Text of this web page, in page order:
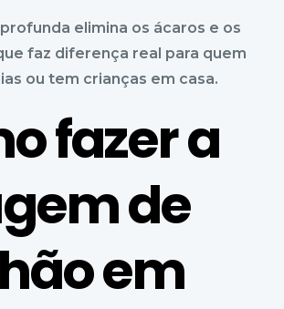
elimina os ácaros e os
faz diferença real para quem
ou tem crianças em casa.
fazer a
de
em